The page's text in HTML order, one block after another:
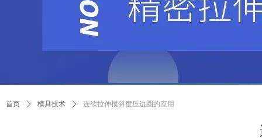
首页 ꄲ 模具技术 ꄲ 连续拉伸模斜度压边圈的应用